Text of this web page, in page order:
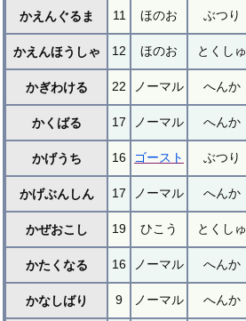
かえんぐるま 11 ほのお ぶつり
かえんほうしゃ 12 ほのお とくしゅ
かぎわける 22 ノーマル へんか
かくばる 17 ノーマル へんか
かげうち 16 ゴースト ぶつり
かげぶんしん 17 ノーマル へんか
かぜおこし 19 ひこう とくしゅ
かたくなる 16 ノーマル へんか
かなしばり 9 ノーマル へんか